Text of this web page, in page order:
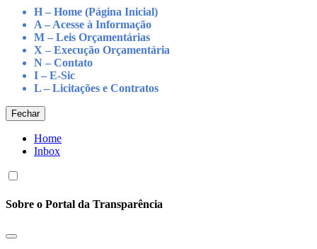
H – Home (Página Inicial)
A – Acesse à Informação
M – Leis Orçamentárias
X – Execução Orçamentária
N – Contato
I – E-Sic
L – Licitações e Contratos
Fechar
Home
Inbox
Sobre o Portal da Transparência